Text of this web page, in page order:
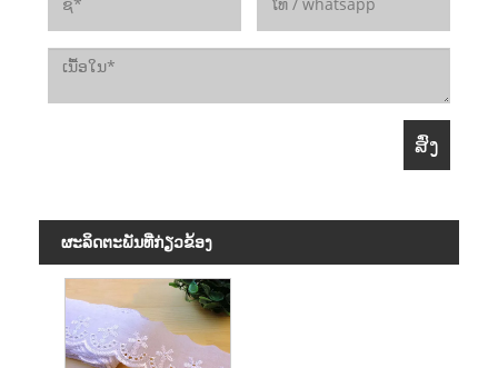
ຜະ​ລິດ​ຕະ​ພັນ​ທີ່​ກ່ຽວ​ຂ້ອງ